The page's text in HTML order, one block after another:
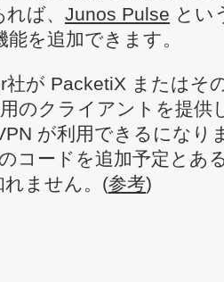
ば、 Junos Pulse とい
を追加できます。
社が PacketiX またはそ
のクライアントを提供
が利用できるになり
コードを追加予定とあ
れません。(参考)